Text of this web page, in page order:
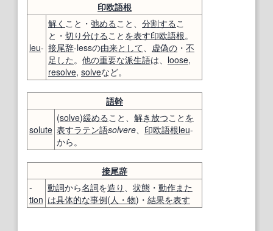
印欧語根
leu-
解く こと・ 弛めること、 分割するこ
と・ 切り分けること を表す印欧語根。
接尾辞-lessの由来として、 虚偽の ・ 不
足した。 他の重要な派生語は、 loose,
resolve, solveなど。
語幹
solute
(solve)緩めること、 解き放つこと を
表すラテン語solvere、 印欧語根leu-
から。
接尾辞
-
tion
動詞から名詞を造り 、 状態 ・ 動作また
は具体的な事例(人・物)・ 結果を表す